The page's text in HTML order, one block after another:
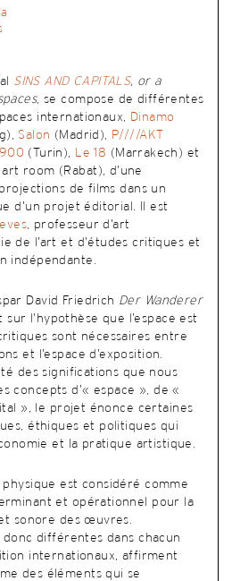
SINS AND CAPITALS, or a
, se compose de différentes
internationaux,
Dinamo
Salon (Madrid),
P////AKT
(Turin), Le 18 (Marrakech) et
room (Rabat), d’une
de films dans un
d’un projet éditorial. Il est
, professeur d’art
de l’art et d’études critiques et
indépendante.
David Friedrich Der Wanderer
l’hypothèse que l’espace est
sont nécessaires entre
et l’espace d’exposition.
des significations que nous
concepts d’« espace », de «
», le projet énonce certaines
éthiques et politiques qui
et la pratique artistique.
physique est considéré comme
et opérationnel pour la
sonore des œuvres.
différentes dans chacun
internationaux, affirment
des éléments qui se